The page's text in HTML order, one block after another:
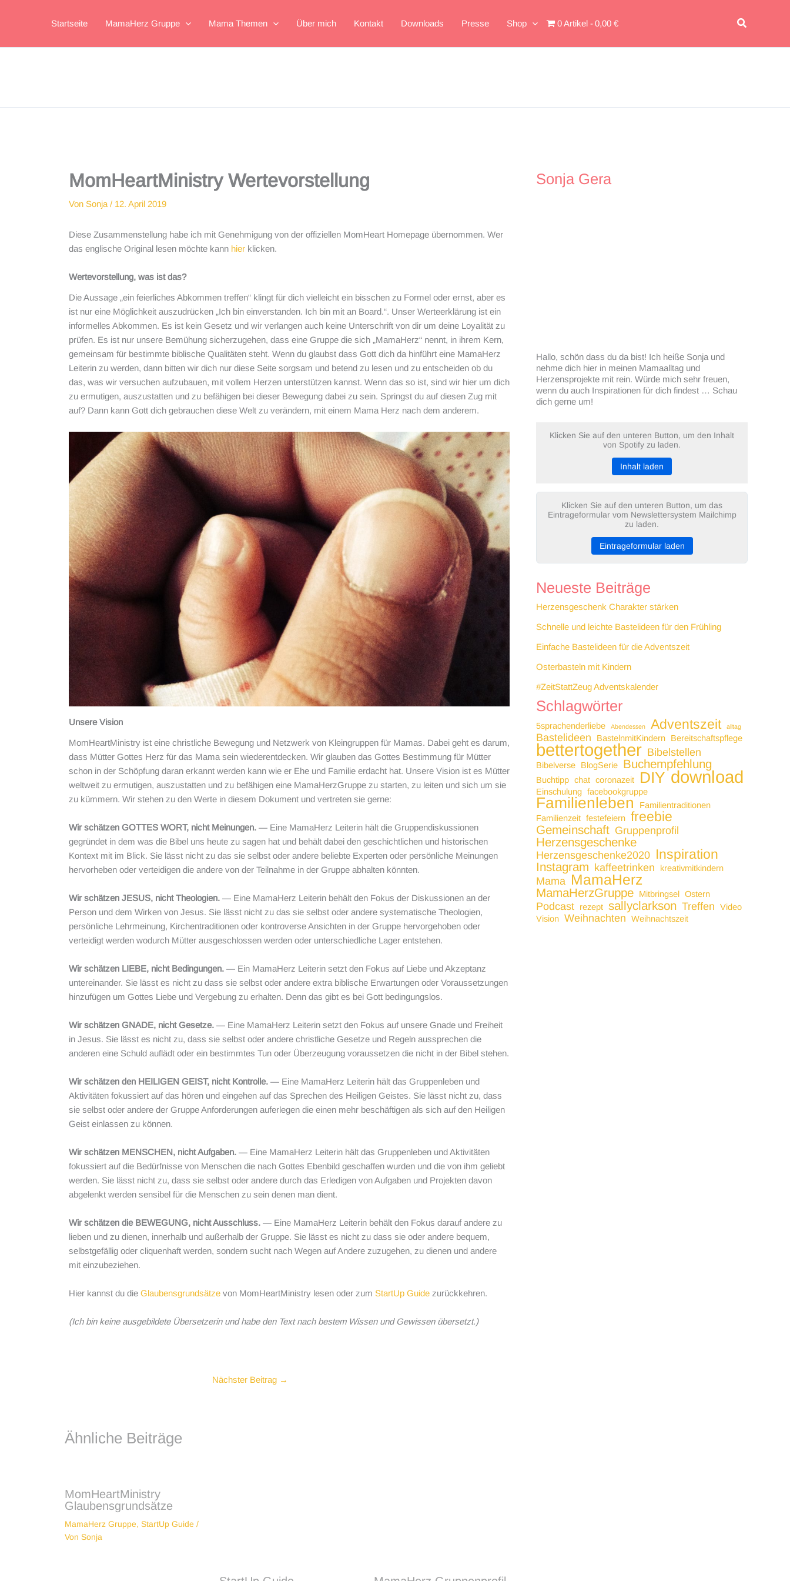
Startseite MamaHerz Gruppe Mama Themen Über mich Kontakt Downloads Presse Shop 0 Artikel 0,00 € Suchen
MomHeartMinistry Wertevorstellung
Von Sonja / 12. April 2019
Diese Zusammenstellung habe ich mit Genehmigung von der offiziellen MomHeart Homepage übernommen. Wer
das englische Original lesen möchte kann hier klicken.
Wertevorstellung, was ist das?
Die Aussage „ein feierliches Abkommen treffen“ klingt für dich vielleicht ein bisschen zu Formel oder ernst, aber es
ist nur eine Möglichkeit auszudrücken „Ich bin einverstanden. Ich bin mit an Board.“. Unser Werteerklärung ist ein
informelles Abkommen. Es ist kein Gesetz und wir verlangen auch keine Unterschrift von dir um deine Loyalität zu
prüfen. Es ist nur unsere Bemühung sicherzugehen, dass eine Gruppe die sich „MamaHerz“ nennt, in ihrem Kern,
gemeinsam für bestimmte biblische Qualitäten steht. Wenn du glaubst dass Gott dich da hinführt eine MamaHerz
Leiterin zu werden, dann bitten wir dich nur diese Seite sorgsam und betend zu lesen und zu entscheiden ob du
das, was wir versuchen aufzubauen, mit vollem Herzen unterstützen kannst. Wenn das so ist, sind wir hier um dich
zu ermutigen, auszustatten und zu befähigen bei dieser Bewegung dabei zu sein. Springst du auf diesen Zug mit
auf? Dann kann Gott dich gebrauchen diese Welt zu verändern, mit einem Mama Herz nach dem anderem.
Unsere Vision
MomHeartMinistry ist eine christliche Bewegung und Netzwerk von Kleingruppen für Mamas. Dabei geht es darum,
dass Mütter Gottes Herz für das Mama sein wiederentdecken. Wir glauben das Gottes Bestimmung für Mütter
schon in der Schöpfung daran erkannt werden kann wie er Ehe und Familie erdacht hat. Unsere Vision ist es Mütter
weltweit zu ermutigen, auszustatten und zu befähigen eine MamaHerzGruppe zu starten, zu leiten und sich um sie
zu kümmern. Wir stehen zu den Werte in diesem Dokument und vertreten sie gerne:
Wir schätzen GOTTES WORT, nicht Meinungen. — Eine MamaHerz Leiterin hält die Gruppendiskussionen
gegründet in dem was die Bibel uns heute zu sagen hat und behält dabei den geschichtlichen und historischen
Kontext mit im Blick. Sie lässt nicht zu das sie selbst oder andere beliebte Experten oder persönliche Meinungen
hervorheben oder verteidigen die andere von der Teilnahme in der Gruppe abhalten könnten.
Wir schätzen JESUS, nicht Theologien. — Eine MamaHerz Leiterin behält den Fokus der Diskussionen an der
Person und dem Wirken von Jesus. Sie lässt nicht zu das sie selbst oder andere systematische Theologien,
persönliche Lehrmeinung, Kirchentraditionen oder kontroverse Ansichten in der Gruppe hervorgehoben oder
verteidigt werden wodurch Mütter ausgeschlossen werden oder unterschiedliche Lager entstehen.
Wir schätzen LIEBE, nicht Bedingungen. — Ein MamaHerz Leiterin setzt den Fokus auf Liebe und Akzeptanz
untereinander. Sie lässt es nicht zu dass sie selbst oder andere extra biblische Erwartungen oder Voraussetzungen
hinzufügen um Gottes Liebe und Vergebung zu erhalten. Denn das gibt es bei Gott bedingungslos.
Wir schätzen GNADE, nicht Gesetze. — Eine MamaHerz Leiterin setzt den Fokus auf unsere Gnade und Freiheit
in Jesus. Sie lässt es nicht zu, dass sie selbst oder andere christliche Gesetze und Regeln aussprechen die
anderen eine Schuld auflädt oder ein bestimmtes Tun oder Überzeugung voraussetzen die nicht in der Bibel stehen.
Wir schätzen den HEILIGEN GEIST, nicht Kontrolle. — Eine MamaHerz Leiterin hält das Gruppenleben und
Aktivitäten fokussiert auf das hören und eingehen auf das Sprechen des Heiligen Geistes. Sie lässt nicht zu, dass
sie selbst oder andere der Gruppe Anforderungen auferlegen die einen mehr beschäftigen als sich auf den Heiligen
Geist einlassen zu können.
Wir schätzen MENSCHEN, nicht Aufgaben. — Eine MamaHerz Leiterin hält das Gruppenleben und Aktivitäten
fokussiert auf die Bedürfnisse von Menschen die nach Gottes Ebenbild geschaffen wurden und die von ihm geliebt
werden. Sie lässt nicht zu, dass sie selbst oder andere durch das Erledigen von Aufgaben und Projekten davon
abgelenkt werden sensibel für die Menschen zu sein denen man dient.
Wir schätzen die BEWEGUNG, nicht Ausschluss. — Eine MamaHerz Leiterin behält den Fokus darauf andere zu
lieben und zu dienen, innerhalb und außerhalb der Gruppe. Sie lässt es nicht zu dass sie oder andere bequem,
selbstgefällig oder cliquenhaft werden, sondern sucht nach Wegen auf Andere zuzugehen, zu dienen und andere
mit einzubeziehen.
Hier kannst du die Glaubensgrundsätze von MomHeartMinistry lesen oder zum StartUp Guide zurückkehren.
(Ich bin keine ausgebildete Übersetzerin und habe den Text nach bestem Wissen und Gewissen übersetzt.)
Nächster Beitrag →
Ähnliche Beiträge
MomHeartMinistry
Glaubensgrundsätze
MamaHerz Gruppe, StartUp Guide /
Von Sonja
Sonja Gera
Hallo, schön dass du da bist! Ich heiße Sonja und
nehme dich hier in meinen Mamaalltag und
Herzensprojekte mit rein. Würde mich sehr freuen,
wenn du auch Inspirationen für dich findest … Schau
dich gerne um!
Klicken Sie auf den unteren Button, um den Inhalt
von Spotify zu laden.
Inhalt laden
Klicken Sie auf den unteren Button, um das
Eintrageformular vom Newslettersystem Mailchimp
zu laden.
Eintrageformular laden
Neueste Beiträge
Herzensgeschenk Charakter stärken
Schnelle und leichte Bastelideen für den Frühling
Einfache Bastelideen für die Adventszeit
Osterbasteln mit Kindern
#ZeitStattZeug Adventskalender
Schlagwörter
5sprachenderliebe Abendessen Adventszeit alltag
Bastelideen BastelnmitKindern Bereitschaftspflege
bettertogether Bibelstellen
Bibelverse BlogSerie Buchempfehlung
Buchtipp chat coronazeit DIY download
Einschulung facebookgruppe
Familienleben
Familientraditionen
Familienzeit festefeiern freebie
Gemeinschaft Gruppenprofil
Herzensgeschenke
Herzensgeschenke2020 Inspiration
Instagram kaffeetrinken kreativmitkindern
Mama MamaHerz
MamaHerzGruppe Mitbringsel Ostern
Podcast rezept sallyclarkson Treffen
Video
Vision Weihnachten Weihnachtszeit